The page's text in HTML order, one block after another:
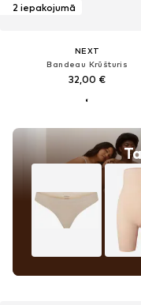
2 iepakojumā
NEXT
Bandeau Krūšturis
32,00 €